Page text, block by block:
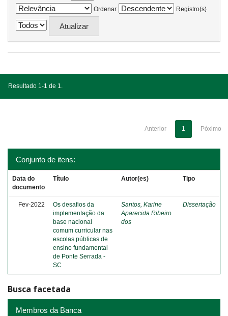
Ordenar
Registro(s)
Resultado 1-1 de 1.
Anterior 1 Póximo
Conjunto de itens:
Data do
documento
Título Autor(es) Tipo
Fev-2022
Os desafios da
implementação da
base nacional
comum curricular nas
escolas públicas de
ensino fundamental
de Ponte Serrada -
SC
Santos, Karine
Aparecida Ribeiro
dos
Dissertação
Busca facetada
Membros da Banca